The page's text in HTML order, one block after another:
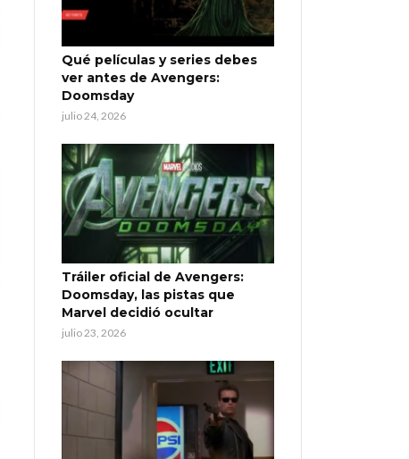
Qué películas y series debes
ver antes de Avengers:
Doomsday
julio 24, 2026
Tráiler oficial de Avengers:
Doomsday, las pistas que
Marvel decidió ocultar
julio 23, 2026